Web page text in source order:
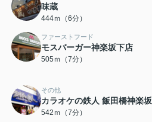
味蔵
444ｍ（6分）
ファーストフード
モスバーガー神楽坂下店
505ｍ（7分）
その他
カラオケの鉄人 飯田橋神楽
542ｍ（7分）